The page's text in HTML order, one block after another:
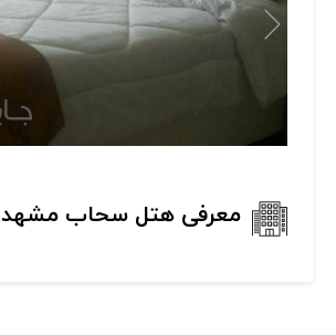
معرفی هتل سحاب مشهد